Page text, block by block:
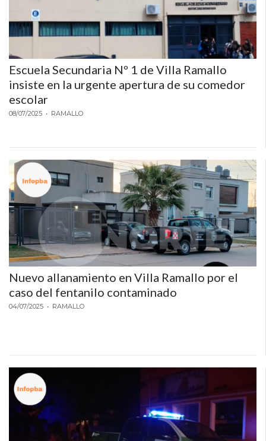
Escuela Secundaria Nº 1 de Villa Ramallo
insiste en la urgente apertura de su comedor
escolar
08/07/2025 • RAMALLO
Nuevo allanamiento en Villa Ramallo por el
caso del fentanilo contaminado
04/07/2025 • RAMALLO